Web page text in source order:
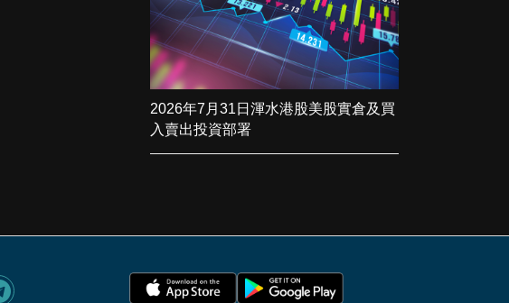
2026年7月31日渾水港股美股實倉及買
入賣出投資部署